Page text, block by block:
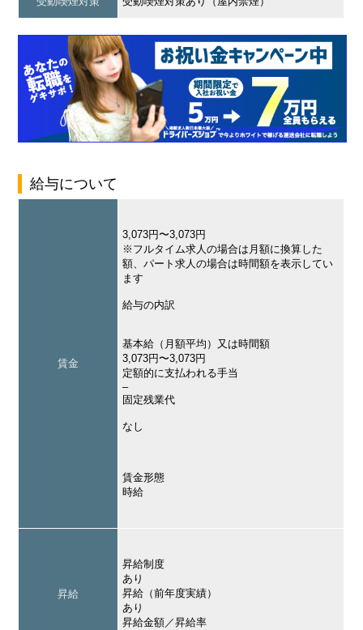
給与について
賃金
3,073円〜3,073円
※フルタイム求人の場合は月額に換算した
額、パート求人の場合は時間額を表示してい
ます
給与の内訳
基本給（月額平均）又は時間額
3,073円〜3,073円
定額的に支払われる手当
–
固定残業代
なし
賃金形態
時給
昇給
昇給制度
あり
昇給（前年度実績）
あり
昇給金額／昇給率